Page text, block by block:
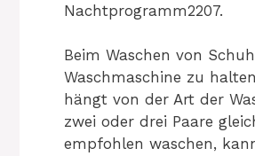
Nachtprogramm2207.
Beim Waschen von
Waschmaschine zu
hängt von der Art der
zwei oder drei Paare
empfohlen waschen,